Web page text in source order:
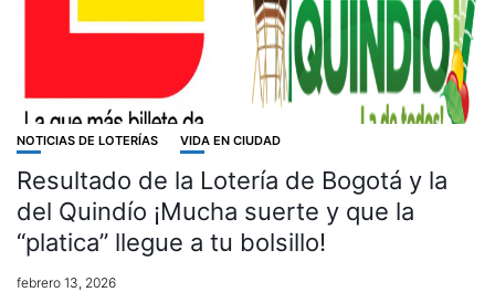
NOTICIAS DE LOTERÍAS VIDA EN CIUDAD
Resultado de la Lotería de Bogotá y la
del Quindío ¡Mucha suerte y que la
“platica” llegue a tu bolsillo!
febrero 13, 2026